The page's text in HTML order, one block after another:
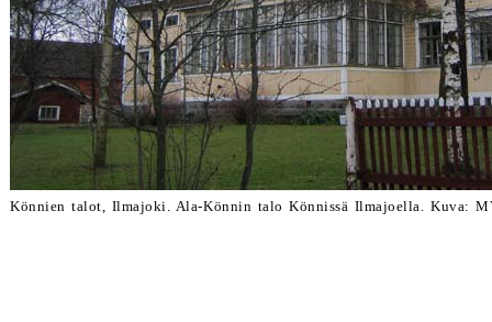
Könnien talot, Ilmajoki. Ala-Könnin talo Könnissä Ilmajoella. Kuva: